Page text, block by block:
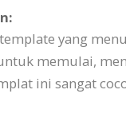
yang
memulai,
ini sangat